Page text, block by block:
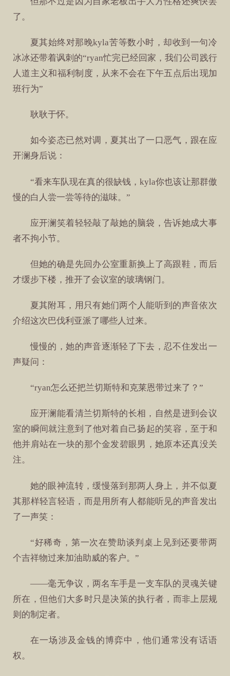
了。
夏其始终对那晚kyla苦等数小时，却收到一句冷
冰冰还带着讽刺的“ryan忙完已经回家，我们公司践行
人道主义和福利制度，从来不会在下午五点后出现加
班行为”
耿耿于怀。
如今姿态已然对调，夏其出了一口恶气，跟在应
开澜身后说：
“看来车队现在真的很缺钱，kyla你也该让那群傲
慢的白人尝一尝等待的滋味。”
应开澜笑着轻轻敲了敲她的脑袋，告诉她成大事
者不拘小节。
但她的确是先回办公室重新换上了高跟鞋，而后
才缓步下楼，推开了会议室的玻璃钢门。
夏其附耳，用只有她们两个人能听到的声音依次
介绍这次巴伐利亚派了哪些人过来。
慢慢的，她的声音逐渐轻了下去，忍不住发出一
声疑问：
“ryan怎么还把兰切斯特和克莱恩带过来了？”
应开澜能看清兰切斯特的长相，自然是进到会议
室的瞬间就注意到了他对着自己扬起的笑容，至于和
他并肩站在一块的那个金发碧眼男，她原本还真没关
注。
她的眼神流转，缓慢落到那两人身上，并不似夏
其那样轻言轻语，而是用所有人都能听见的声音发出
了一声笑：
“好稀奇，第一次在赞助谈判桌上见到还要带两
个吉祥物过来加油助威的客户。”
——毫无争议，两名车手是一支车队的灵魂关键
所在，但他们大多时只是决策的执行者，而非上层规
则的制定者。
在一场涉及金钱的博弈中，他们通常没有话语
权。